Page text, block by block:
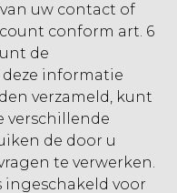
uw contact of
conform art. 6
de
informatie
verzameld, kunt
verschillende
de door u
te verwerken.
voor